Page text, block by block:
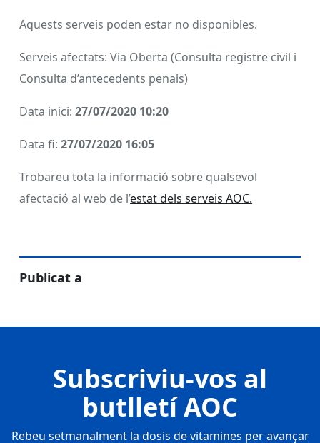
Aquests serveis poden estar no disponibles.
Serveis afectats: Via Oberta (Consulta registre civil i
Consulta d’antecedents penals)
Data inici: 27/07/2020 10:20
Data fi: 27/07/2020 16:05
Trobareu tota la informació sobre qualsevol
afectació al web de l’estat dels serveis AOC.
Publicat a
Subscriviu-vos al
butlletí AOC
Rebeu setmanalment la dosis de vitamines per avançar